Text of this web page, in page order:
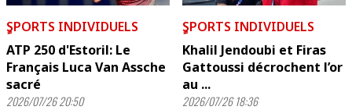
ٍSPORTS INDIVIDUELS
ATP 250 d'Estoril: Le
Français Luca Van Assche
sacré
2026/07/26 20:50
ٍSPORTS INDIVIDUELS
Khalil Jendoubi et Firas
Gattoussi décrochent l’or
au ...
2026/07/26 18:36